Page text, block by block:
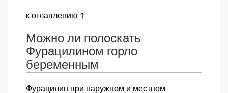
к оглавлению ↑
Можно ли полоскать
Фурацилином горло
беременным
Фурацилин при наружном и местном